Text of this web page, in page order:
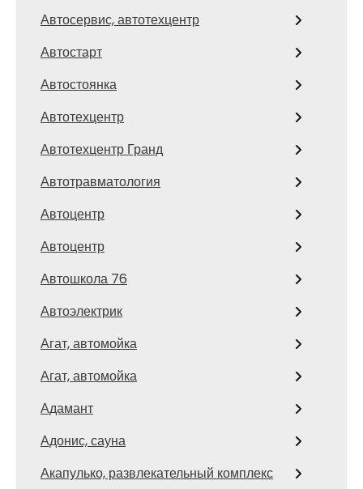
Автосервис, автотехцентр
Автостарт
Автостоянка
Автотехцентр
Автотехцентр Гранд
Автотравматология
Автоцентр
Автоцентр
Автошкола 76
Автоэлектрик
Агат, автомойка
Агат, автомойка
Адамант
Адонис, сауна
Акапулько, развлекательный комплекс